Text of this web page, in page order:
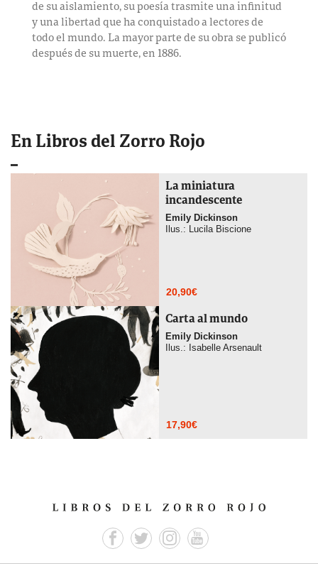
de su aislamiento, su poesía trasmite una infinitud
y una libertad que ha conquistado a lectores de
todo el mundo. La mayor parte de su obra se publicó
después de su muerte, en 1886.
En Libros del Zorro Rojo
La miniatura
incandescente
Emily Dickinson
Ilus.: Lucila Biscione
20,90€
Carta al mundo
Emily Dickinson
Ilus.: Isabelle Arsenault
17,90€